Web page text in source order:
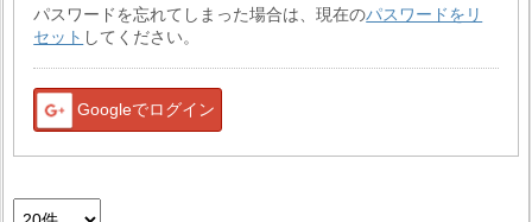
パスワードを忘れてしまった場合は、現在のパスワードをリ
セット してください。
Googleでログイン